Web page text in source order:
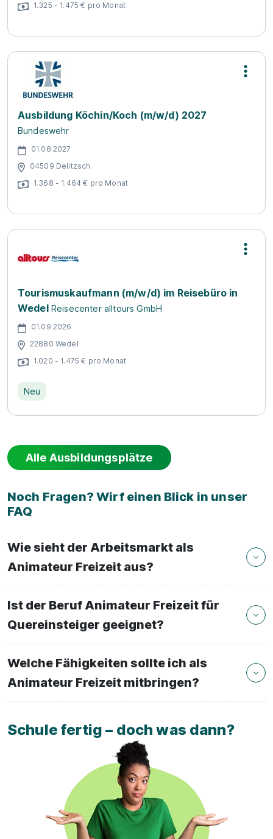
1.325 - 1.475 € pro Monat
Ausbildung Köchin/Koch (m/w/d) 2027
Bundeswehr
01.08.2027
04509 Delitzsch
1.368 - 1.464 € pro Monat
Tourismuskaufmann (m/w/d) im Reisebüro in
Wedel Reisecenter alltours GmbH
01.09.2026
22880 Wedel
1.020 - 1.475 € pro Monat
Neu
Alle Ausbildungsplätze
Noch Fragen? Wirf einen Blick in unser
FAQ
Wie sieht der Arbeitsmarkt als
Animateur Freizeit aus?
Ist der Beruf Animateur Freizeit für
Quereinsteiger geeignet?
Welche Fähigkeiten sollte ich als
Animateur Freizeit mitbringen?
Schule fertig – doch was dann?